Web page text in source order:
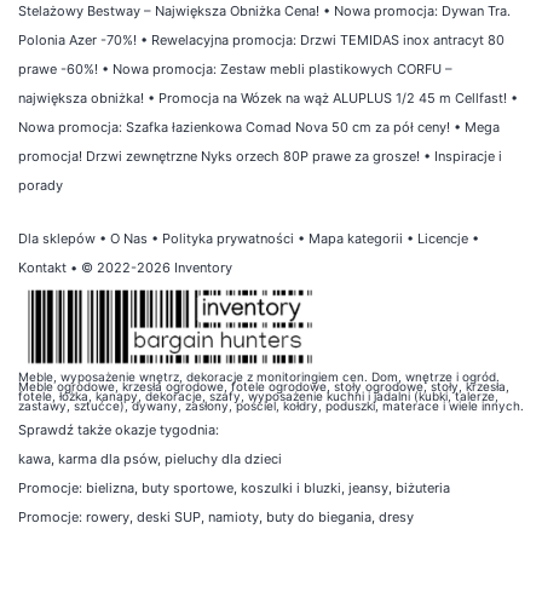
Stelażowy Bestway – Największa Obniżka Cena! • Nowa promocja: Dywan Tra.
Polonia Azer -70%! • Rewelacyjna promocja: Drzwi TEMIDAS inox antracyt 80
prawe -60%! • Nowa promocja: Zestaw mebli plastikowych CORFU –
największa obniżka! • Promocja na Wózek na wąż ALUPLUS 1/2 45 m Cellfast! •
Nowa promocja: Szafka łazienkowa Comad Nova 50 cm za pół ceny! • Mega
promocja! Drzwi zewnętrzne Nyks orzech 80P prawe za grosze! • Inspiracje i
porady
Dla sklepów • O Nas • Polityka prywatności • Mapa kategorii • Licencje •
Kontakt • © 2022-2026 Inventory
Meble, wyposażenie wnętrz, dekoracje z monitoringiem cen. Dom, wnętrze i ogród.
Meble ogrodowe, krzesła ogrodowe, fotele ogrodowe, stoły ogrodowe, stoły, krzesła,
fotele, łóżka, kanapy, dekoracje, szafy, wyposażenie kuchni i jadalni (kubki, talerze,
zastawy, sztućce), dywany, zasłony, pościel, kołdry, poduszki, materace i wiele innych.
Sprawdź także okazje tygodnia:
kawa, karma dla psów, pieluchy dla dzieci
Promocje: bielizna, buty sportowe, koszulki i bluzki, jeansy, biżuteria
Promocje: rowery, deski SUP, namioty, buty do biegania, dresy